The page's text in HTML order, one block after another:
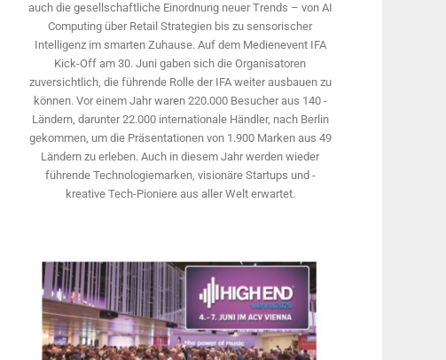
auch die gesellschaftliche Einordnung neuer Trends – von AI
Computing über Retail Strategien bis zu sensorischer
Intelligenz im smarten Zuhause. Auf dem Medien­event IFA
Kick-Off am 30. Juni gaben sich die Organisatoren
zuversichtlich, die führende Rolle der IFA weiter ausbauen zu
können. Vor einem Jahr ­waren 220.000 Besucher aus 140 ­
Ländern, ­darunter 22.000 internationale Händler, nach Berlin
gekommen, um die Präsen­tationen von 1.900 Marken aus 49
Ländern zu erleben. Auch in diesem Jahr werden wieder
führende Technologiemarken, visionäre Startups und ­
kreative Tech-Pioniere aus aller Welt erwartet.